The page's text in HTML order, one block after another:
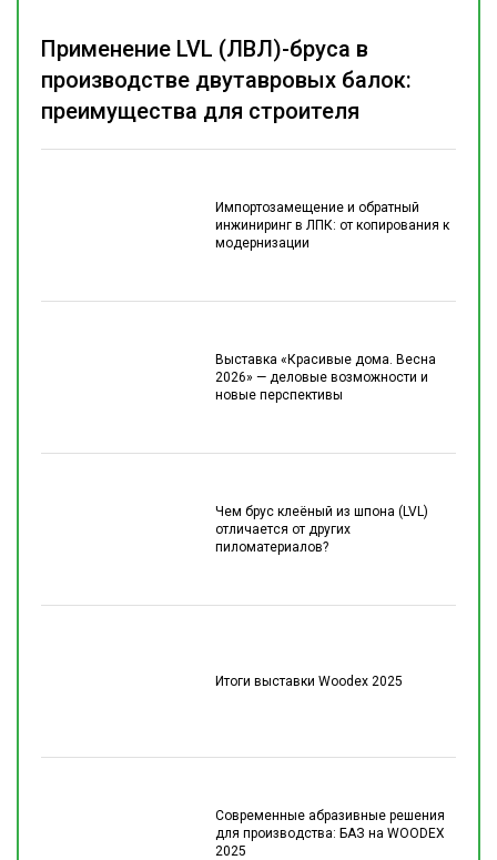
Импортозамещение и обратный
инжиниринг в ЛПК: от копирования к
модернизации
Выставка «Красивые дома. Весна
2026» — деловые возможности и
новые перспективы
Чем брус клеёный из шпона (LVL)
отличается от других
пиломатериалов?
Итоги выставки Woodex 2025
Современные абразивные решения
для производства: БАЗ на WOODEX
2025
Применение LVL (ЛВЛ)-бруса в
производстве двутавровых балок:
преимущества для строителя